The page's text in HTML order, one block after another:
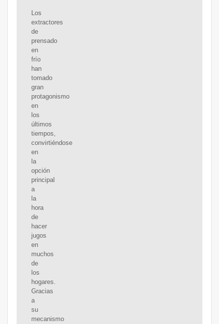
Los
extractores
de
prensado
en
frío
han
tomado
gran
protagonismo
en
los
últimos
tiempos,
convirtiéndose
en
la
opción
principal
a
la
hora
de
hacer
jugos
en
muchos
de
los
hogares.
Gracias
a
su
mecanismo